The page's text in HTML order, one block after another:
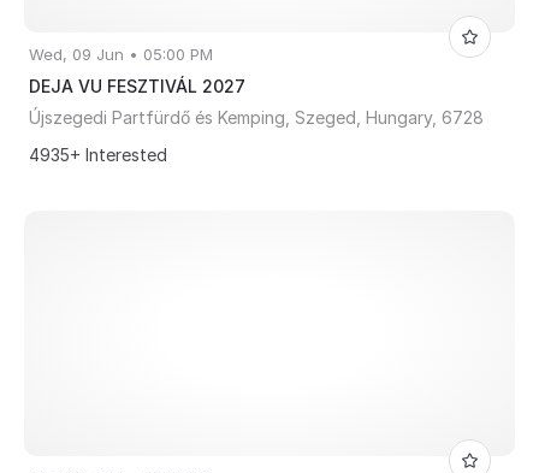
Wed, 09 Jun • 05:00 PM
DEJA VU FESZTIVÁL 2027
Újszegedi Partfürdő és Kemping, Szeged, Hungary, 6728
4935+ Interested